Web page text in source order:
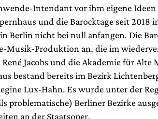
Intendant vor ihm eigene Ideen
und die Barocktage seit 2018
Berlin nicht bei null anfangen. Die
Musik-Produktion an, die im
Jacobs und die Akademie für
bestand bereits im Bezirk
Lux-Hahn. Es wurde unter der
problematische) Berliner Bezirke
an der Staatsoper.